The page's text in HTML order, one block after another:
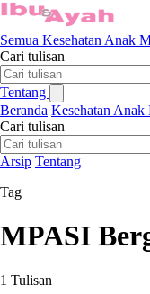
Semua Kesehatan Anak
Cari tulisan
Tentang
Beranda Kesehatan Anak
Cari tulisan
Arsip Tentang
Tag
MPASI
1 Tulisan